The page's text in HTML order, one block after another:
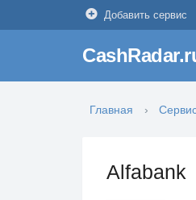
Добавить сервис
Главная
Alfabank